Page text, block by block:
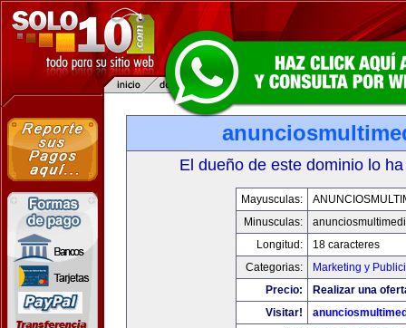
El dueño de este dominio lo
Mayusculas:
Minusculas:
Longitud:
18 caracteres
Categorias:
Marketing y
Precio:
Realizar una
Visitar!